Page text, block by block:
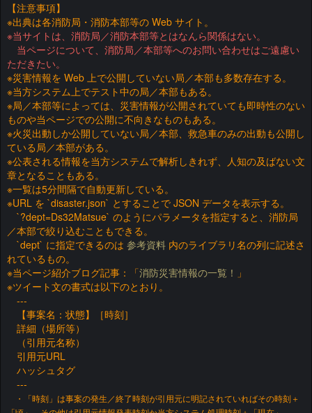
【注意事項】
※出典は各消防局・消防本部等の Web サイト。
※当サイトは、消防局／消防本部等とはなんら関係はない。
当ページについて、消防局／本部等へのお問い合わせはご遠慮い
ただきたい。
※災害情報を Web 上で公開していない局／本部も多数存在する。
※当方システム上でテスト中の局／本部もある。
※局／本部等によっては、災害情報が公開されていても即時性のない
ものや当ページでの公開に不向きなものもある。
※火災出動しか公開していない局／本部、救急車のみの出動も公開し
ている局／本部がある。
※公表される情報を当方システムで解析しきれず、人知の及ばない文
章となることもある。
※一覧は5分間隔で自動更新している。
※URL を `disaster.json` とすることで JSON データを表示する。
`?dept=Ds32Matsue` のようにパラメータを指定すると、消防局
／本部で絞り込むこともできる。
`dept` に指定できるのは 参考資料 内のライブラリ名の列に記述さ
れているもの。
※当ページ紹介ブログ記事：「消防災害情報の一覧！ 」
※ツイート文の書式は以下のとおり。
---
【事案名：状態】［時刻］
詳細（場所等）
（引用元名称）
引用元URL
ハッシュタグ
---
・「時刻」は事案の発生／終了時刻が引用元に明記されていればその時刻＋